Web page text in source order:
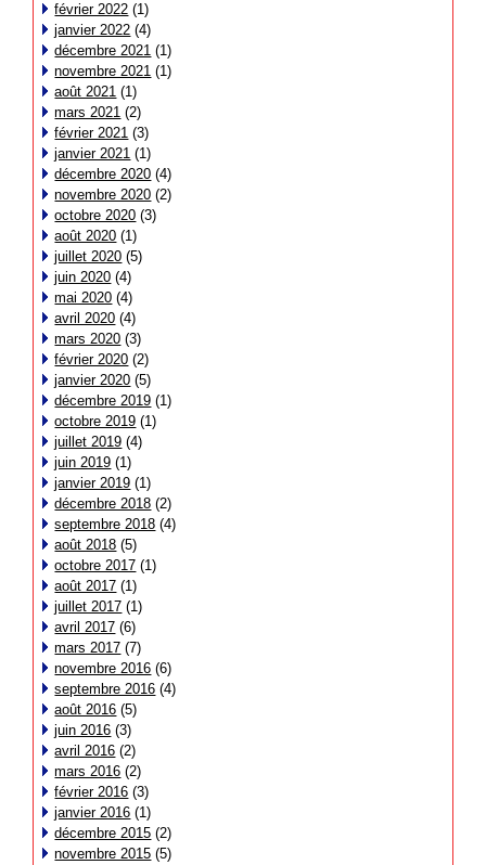
février 2022 (1)
janvier 2022 (4)
décembre 2021 (1)
novembre 2021 (1)
août 2021 (1)
mars 2021 (2)
février 2021 (3)
janvier 2021 (1)
décembre 2020 (4)
novembre 2020 (2)
octobre 2020 (3)
août 2020 (1)
juillet 2020 (5)
juin 2020 (4)
mai 2020 (4)
avril 2020 (4)
mars 2020 (3)
février 2020 (2)
janvier 2020 (5)
décembre 2019 (1)
octobre 2019 (1)
juillet 2019 (4)
juin 2019 (1)
janvier 2019 (1)
décembre 2018 (2)
septembre 2018 (4)
août 2018 (5)
octobre 2017 (1)
août 2017 (1)
juillet 2017 (1)
avril 2017 (6)
mars 2017 (7)
novembre 2016 (6)
septembre 2016 (4)
août 2016 (5)
juin 2016 (3)
avril 2016 (2)
mars 2016 (2)
février 2016 (3)
janvier 2016 (1)
décembre 2015 (2)
novembre 2015 (5)